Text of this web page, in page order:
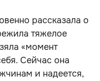
рассказала о
тяжелое
«момент
Сейчас она
и надеется,